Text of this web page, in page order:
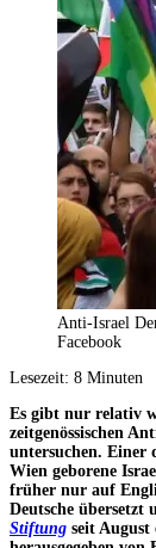
Anti-Israel
Facebook
Lesezeit: 8 Minuten
Es gibt nur relativ
zeitgenössischen
untersuchen. Einer
Wien geborene
früher nur auf
Deutsche
Stiftung seit